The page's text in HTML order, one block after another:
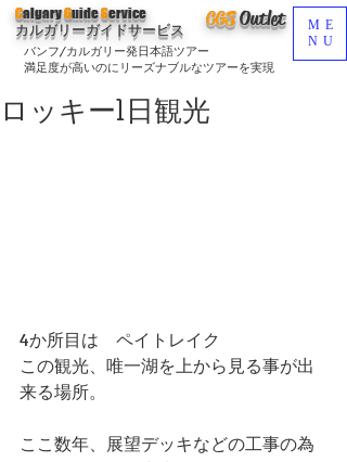
CGSOutlet
バンフ/カルガリー発日本語ツアー
満足度が高いのにリーズナブルなツアーを実現
CalgaryGuideService
カルガリーガイドサービス
ME
NU
ロッキー1日観光
4か所目は　ペイトレイク
この観光、唯一湖を上から見る事が出
来る場所。
ここ数年、展望デッキなどの工事の為